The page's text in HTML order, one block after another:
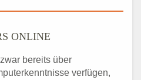
ONLINE
bereits über
verfügen,